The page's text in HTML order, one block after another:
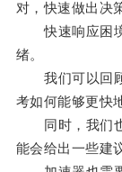
对，快速做出决
快速响应困境
绪。
我们可以回顾
考如何能够更快
同时，我们也
能会给出一些建